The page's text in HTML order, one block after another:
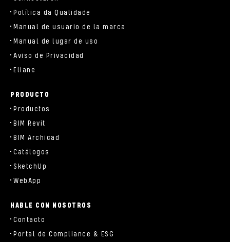
Política da Qualidade
Manual de usuario de la marca
Manual de lugar de uso
Aviso de Privacidad
Eliane
PRODUCTO
Productos
BIM Revit
BIM Archicad
Catálogos
SketchUp
WebApp
HABLE CON NOSOTROS
Contacto
Portal de Compliance & ESG